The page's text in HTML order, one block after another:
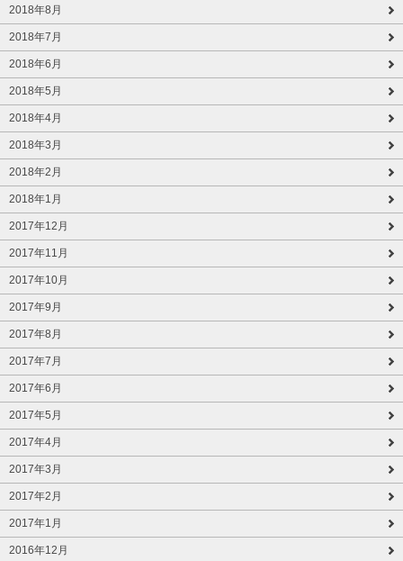
2018年8月
2018年7月
2018年6月
2018年5月
2018年4月
2018年3月
2018年2月
2018年1月
2017年12月
2017年11月
2017年10月
2017年9月
2017年8月
2017年7月
2017年6月
2017年5月
2017年4月
2017年3月
2017年2月
2017年1月
2016年12月